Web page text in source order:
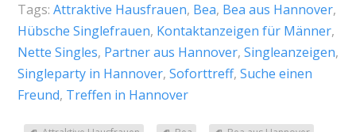
Tags: Attraktive Hausfrauen, Bea, Bea aus Hannover,
Hübsche Singlefrauen, Kontaktanzeigen für Männer,
Nette Singles, Partner aus Hannover, Singleanzeigen,
Singleparty in Hannover, Soforttreff, Suche einen
Freund, Treffen in Hannover